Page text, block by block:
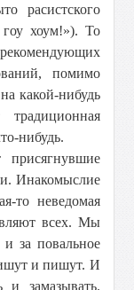
расистского
гоу хоум!»). То
помимо
какой-нибудь
традиционная
нибудь.
присягнувшие
Инакомыслие
то неведомая
всех. Мы
за повальное
и пишут. И
замазывать.